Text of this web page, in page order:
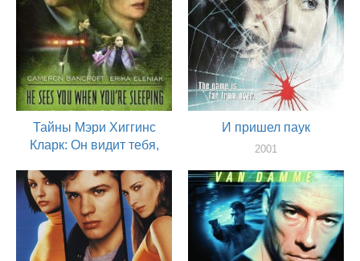
Тайны Мэри Хиггинс
Кларк: Он видит тебя,
2002
актер
И пришел паук
2001